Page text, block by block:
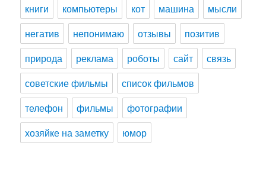
книги
компьютеры кот машина
мысли
негатив
непонимаю отзывы
позитив
природа
реклама роботы сайт
связь
советские фильмы
список фильмов
телефон
фильмы
фотографии
хозяйке на заметку
юмор